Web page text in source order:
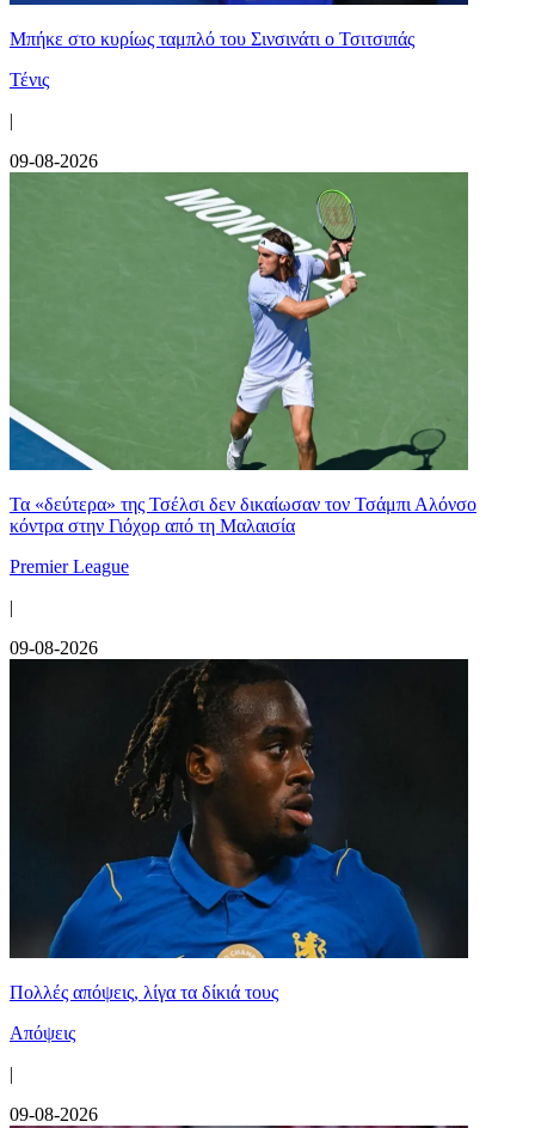
Mπήκε στο κυρίως ταμπλό του Σινσινάτι ο Τσιτσιπάς
Τένις
|
09-08-2026
Τα «δεύτερα» της Τσέλσι δεν δικαίωσαν τον Τσάμπι Αλόνσο
κόντρα στην Γιόχορ από τη Μαλαισία
Premier League
|
09-08-2026
Πολλές απόψεις, λίγα τα δίκιά τους
Απόψεις
|
09-08-2026